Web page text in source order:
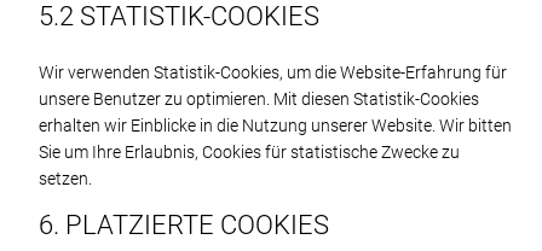
5.2 STATISTIK-COOKIES
Wir verwenden Statistik-Cookies, um die Website-Erfahrung für
unsere Benutzer zu optimieren. Mit diesen Statistik-Cookies
erhalten wir Einblicke in die Nutzung unserer Website. Wir bitten
Sie um Ihre Erlaubnis, Cookies für statistische Zwecke zu
setzen.
6. PLATZIERTE COOKIES